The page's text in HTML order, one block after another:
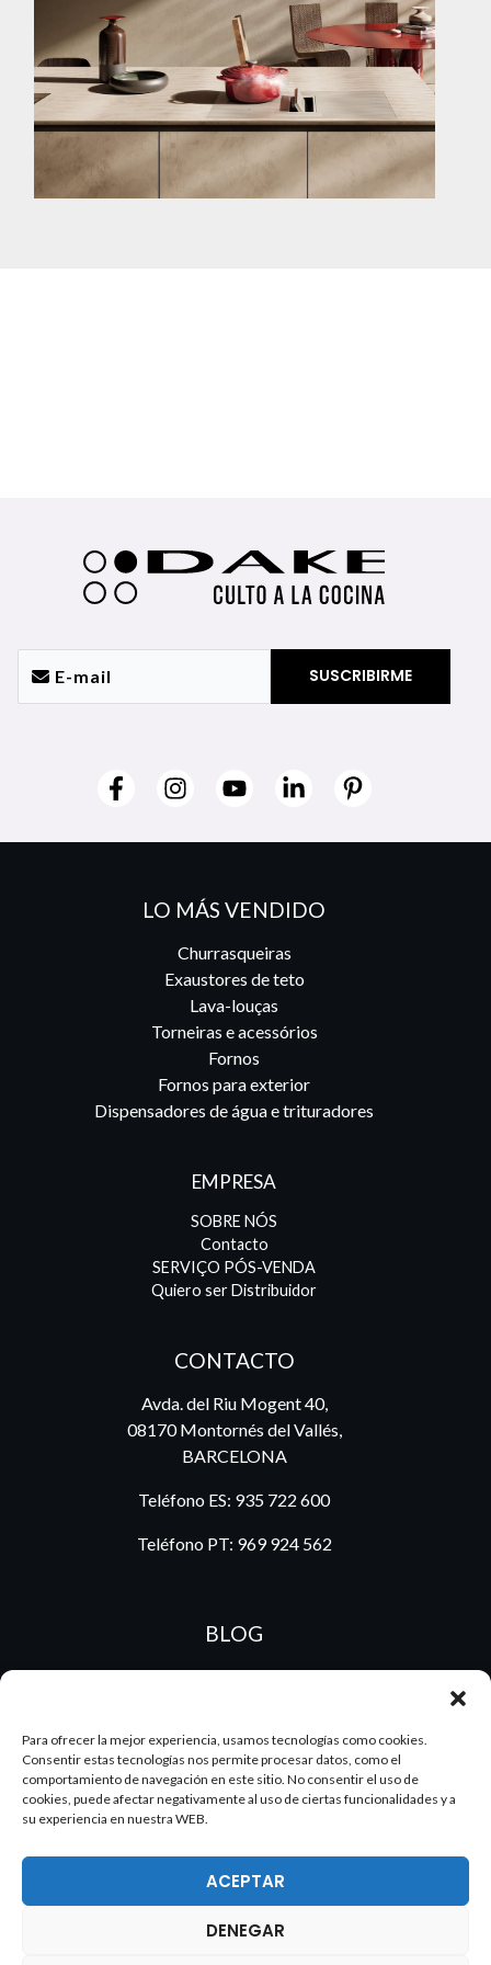
Para ofrecer la mejor experiencia, usamos tecnologías como cookies.
Consentir estas tecnologías nos permite procesar datos, como el
comportamiento de navegación en este sitio. No consentir el uso de
cookies, puede afectar negativamente al uso de ciertas funcionalidades y a
su experiencia en nuestra WEB.
ACEPTAR
DENEGAR
LO MÁS VENDIDO
Churrasqueiras
Exaustores de teto
Lava-louças
Torneiras e acessórios
Fornos
Fornos para exterior
Dispensadores de água e trituradores
EMPRESA
SOBRE NÓS
Contacto
SERVIÇO PÓS-VENDA
Quiero ser Distribuidor
CONTACTO
Avda. del Riu Mogent 40,
08170 Montornés del Vallés,
BARCELONA
Teléfono ES: 935 722 600
Teléfono PT: 969 924 562
BLOG